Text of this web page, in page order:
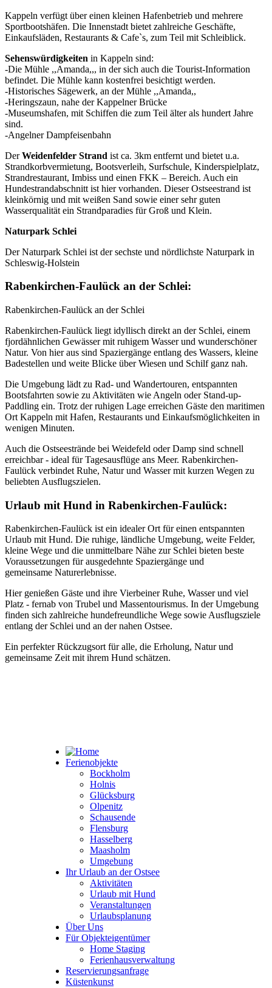
Kappeln verfügt über einen kleinen Hafenbetrieb und mehrere
Sportbootshäfen. Die Innenstadt bietet zahlreiche Geschäfte,
Einkaufsläden, Restaurants & Cafe`s, zum Teil mit Schleiblick.
Sehenswürdigkeiten in Kappeln sind:
-Die Mühle ,,Amanda,,, in der sich auch die Tourist-Information
befindet. Die Mühle kann kostenfrei besichtigt werden.
-Historisches Sägewerk, an der Mühle ,,Amanda,,
-Heringszaun, nahe der Kappelner Brücke
-Museumshafen, mit Schiffen die zum Teil älter als hundert Jahre
sind.
-Angelner Dampfeisenbahn
DerWeidenfelder Strand ist ca. 3km entfernt und bietet u.a.
Strandkorbvermietung, Bootsverleih, Surfschule, Kinderspielplatz,
Strandrestaurant, Imbiss und einen FKK – Bereich. Auch ein
Hundestrandabschnitt ist hier vorhanden. Dieser Ostseestrand ist
kleinkörnig und mit weißen Sand sowie einer sehr guten
Wasserqualität ein Strandparadies für Groß und Klein.
Naturpark Schlei
Der Naturpark Schlei ist der sechste und nördlichste Naturpark in
Schleswig-Holstein
Rabenkirchen-Faulück an der Schlei:
Rabenkirchen-Faulück an der Schlei
Rabenkirchen-Faulück liegt idyllisch direkt an der Schlei, einem
fjordähnlichen Gewässer mit ruhigem Wasser und wunderschöner
Natur. Von hier aus sind Spaziergänge entlang des Wassers, kleine
Badestellen und weite Blicke über Wiesen und Schilf ganz nah.
Die Umgebung lädt zu Rad- und Wandertouren, entspannten
Bootsfahrten sowie zu Aktivitäten wie Angeln oder Stand-up-
Paddling ein. Trotz der ruhigen Lage erreichen Gäste den maritimen
Ort Kappeln mit Hafen, Restaurants und Einkaufsmöglichkeiten in
wenigen Minuten.
Auch die Ostseestrände bei Weidefeld oder Damp sind schnell
erreichbar - ideal für Tagesausflüge ans Meer. Rabenkirchen-
Faulück verbindet Ruhe, Natur und Wasser mit kurzen Wegen zu
beliebten Ausflugszielen.
Urlaub mit Hund in Rabenkirchen-Faulück:
Rabenkirchen-Faulück ist ein idealer Ort für einen entspannten
Urlaub mit Hund. Die ruhige, ländliche Umgebung, weite Felder,
kleine Wege und die unmittelbare Nähe zur Schlei bieten beste
Voraussetzungen für ausgedehnte Spaziergänge und
gemeinsame Naturerlebnisse.
Hier genießen Gäste und ihre Vierbeiner Ruhe, Wasser und viel
Platz - fernab von Trubel und Massentourismus. In der Umgebung
finden sich zahlreiche hundefreundliche Wege sowie Ausflugsziele
entlang der Schlei und an der nahen Ostsee.
Ein perfekter Rückzugsort für alle, die Erholung, Natur und
gemeinsame Zeit mit ihrem Hund schätzen.
Ferienobjekte
Bockholm
Holnis
Glücksburg
Olpenitz
Schausende
Flensburg
Hasselberg
Maasholm
Umgebung
Ihr Urlaub an der Ostsee
Aktivitäten
Urlaub mit Hund
Veranstaltungen
Urlaubsplanung
Über Uns
Für Objekteigentümer
Home Staging
Ferienhausverwaltung
Reservierungsanfrage
Küstenkunst